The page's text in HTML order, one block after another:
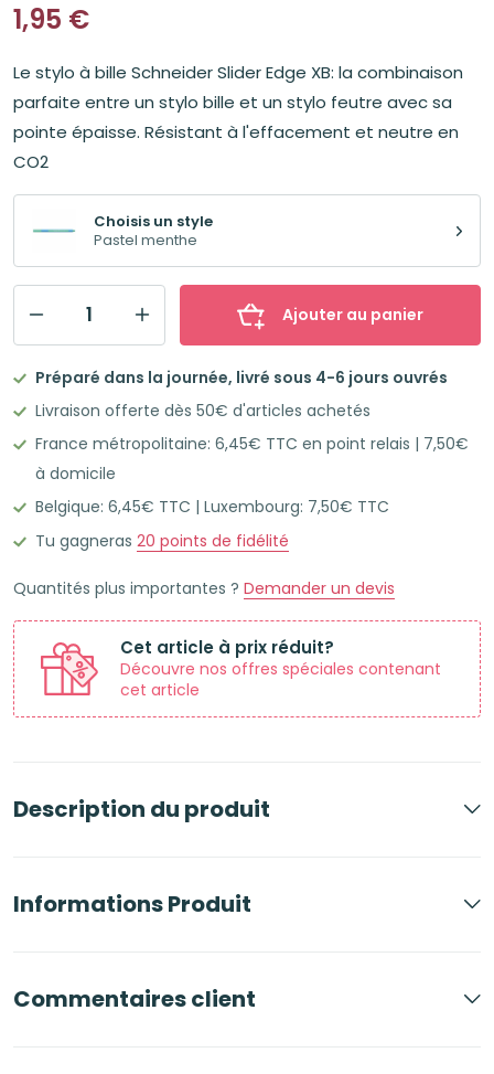
1,95 €
Le stylo à bille Schneider Slider Edge XB: la combinaison
parfaite entre un stylo bille et un stylo feutre avec sa
pointe épaisse. Résistant à l'effacement et neutre en
CO2
Choisis un style
Pastel menthe
SCHNEIDER
Slider
Edge
Stylo-
bille
Menthe
Ajouter au panier
Préparé dans la journée, livré sous 4-6 jours ouvrés
Livraison offerte dès 50€ d'articles achetés
France métropolitaine: 6,45€ TTC en point relais | 7,50€
à domicile
Belgique: 6,45€ TTC | Luxembourg: 7,50€ TTC
Tu gagneras 20 points de fidélité
Quantités plus importantes ? Demander un devis
Cet article à prix réduit?
Découvre nos offres spéciales contenant
cet article
Description du produit
Informations Produit
Commentaires client